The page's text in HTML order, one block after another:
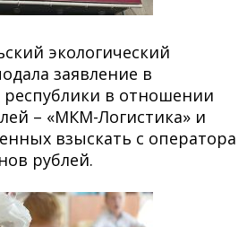
экологический
заявление в
в отношении
– «МКМ-Логистика» и
взыскать с оператора
рублей.